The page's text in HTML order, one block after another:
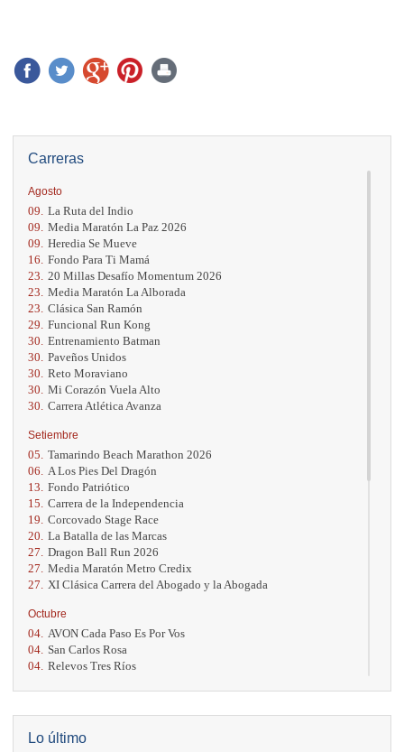
Carreras
Agosto
09. La Ruta del Indio
09. Media Maratón La Paz 2026
09. Heredia Se Mueve
16. Fondo Para Ti Mamá
23. 20 Millas Desafío Momentum 2026
23. Media Maratón La Alborada
23. Clásica San Ramón
29. Funcional Run Kong
30. Entrenamiento Batman
30. Paveños Unidos
30. Reto Moraviano
30. Mi Corazón Vuela Alto
30. Carrera Atlética Avanza
Setiembre
05. Tamarindo Beach Marathon 2026
06.
A Los Pies Del Dragón
13. Fondo Patriótico
15. Carrera de la Independencia
19. Corcovado Stage Race
20. La Batalla de las Marcas
27. Dragon Ball Run 2026
27. Media Maratón Metro Credix
27.
XI Clásica Carrera del Abogado y la Abogada
Octubre
04. AVON Cada Paso Es Por Vos
04. San Carlos Rosa
04. Relevos Tres Ríos
17. Caribe Paradise Run
18.
Casa Turire Trail Run
18. Warriors Run Circuit
Lo último